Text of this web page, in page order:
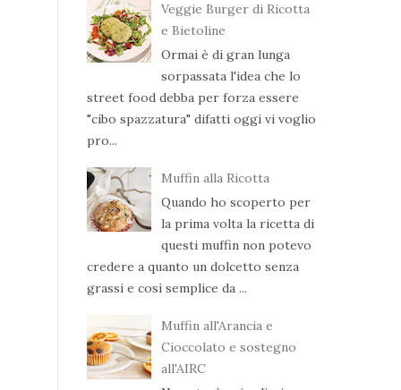
Veggie Burger di Ricotta
e Bietoline
Ormai è di gran lunga
sorpassata l'idea che lo
street food debba per forza essere
"cibo spazzatura" difatti oggi vi voglio
pro...
Muffin alla Ricotta
Quando ho scoperto per
la prima volta la ricetta di
questi muffin non potevo
credere a quanto un dolcetto senza
grassi e così semplice da ...
Muffin all'Arancia e
Cioccolato e sostegno
all'AIRC